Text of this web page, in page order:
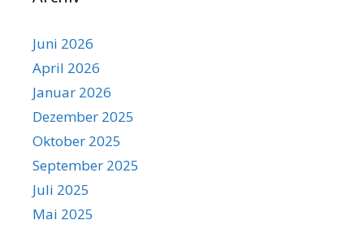
Juni 2026
April 2026
Januar 2026
Dezember 2025
Oktober 2025
September 2025
Juli 2025
Mai 2025